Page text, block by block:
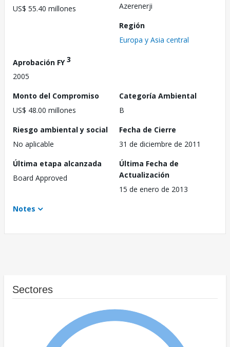
US$ 55.40 millones
Azerenerji
Región
Europa y Asia central
Aprobación FY3
2005
Monto del Compromiso
US$ 48.00 millones
Categoría Ambiental
B
Riesgo ambiental y social
No aplicable
Fecha de Cierre
31 de diciembre de 2011
Última etapa alcanzada
Board Approved
Última Fecha de
Actualización
15 de enero de 2013
Notes
Sectores